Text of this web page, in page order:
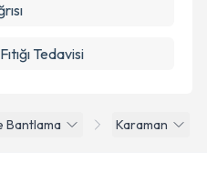
Bantlama Karaman
Tedavisi